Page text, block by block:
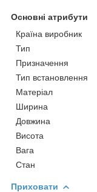
Основні атрибути
Країна виробник
Тип
Призначення
Тип встановлення
Матеріал
Ширина
Довжина
Висота
Вага
Стан
Приховати